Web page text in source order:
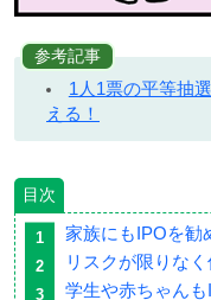
参考記事
1人1票の平等抽
える！
目次
家族にもIPOを勧
リスクが限りな
学生や赤ちゃん